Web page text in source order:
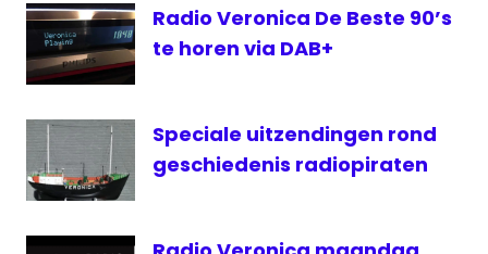
Radio Veronica De Beste 90’s
te horen via DAB+
Speciale uitzendingen rond
geschiedenis radiopiraten